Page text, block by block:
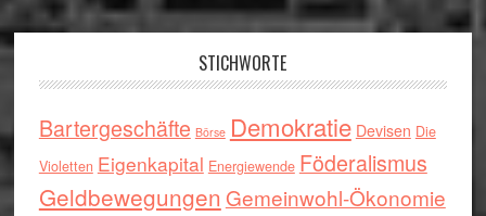
STICHWORTE
Bartergeschäfte Börse Demokratie Devisen Die
Violetten Eigenkapital Energiewende Föderalismus
Geldbewegungen Gemeinwohl-Ökonomie